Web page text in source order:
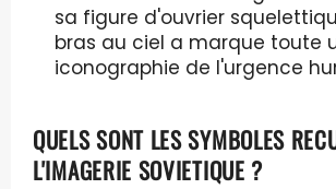
sa figure d'ouvrier
bras au ciel a marque toute
iconographie de l'urgence
QUELS SONT LES SYMBOLES
L'IMAGERIE SOVIETIQUE ?